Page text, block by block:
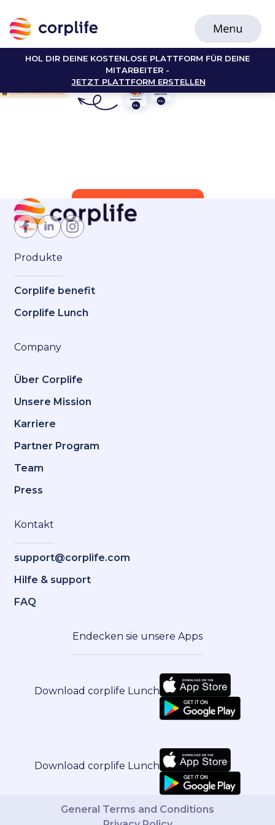
HOL DIR DEINE KOSTENLOSE PLATTFORM FÜR DEINE
MITARBEITER -
JETZT PLATTFORM ERSTELLEN
Jetzt Mitglied werden
Produkte
Corplife benefit
Corplife Lunch
Company
Über Corplife
Unsere Mission
Karriere
Partner Program
Team
Press
Kontakt
support@corplife.com
Hilfe & support
FAQ
Endecken sie unsere Apps
Download corplife Lunch
Download corplife Lunch
General Terms and Conditions